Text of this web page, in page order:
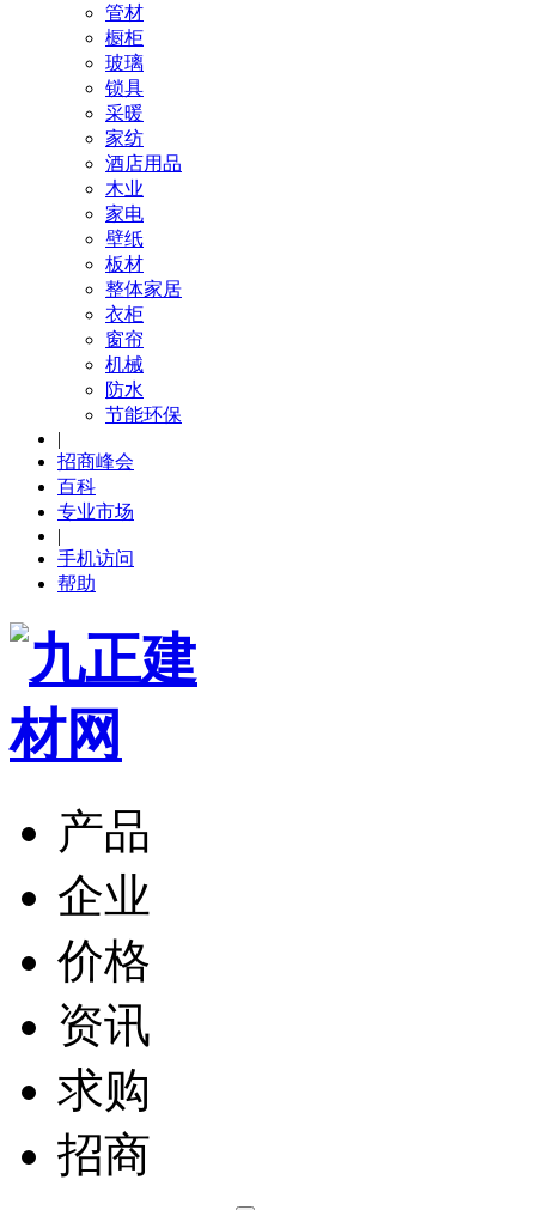
管材
橱柜
玻璃
锁具
采暖
家纺
酒店用品
木业
家电
壁纸
板材
整体家居
衣柜
窗帘
机械
防水
节能环保
|
招商峰会
百科
专业市场
|
手机访问
帮助
产品
企业
价格
资讯
求购
招商